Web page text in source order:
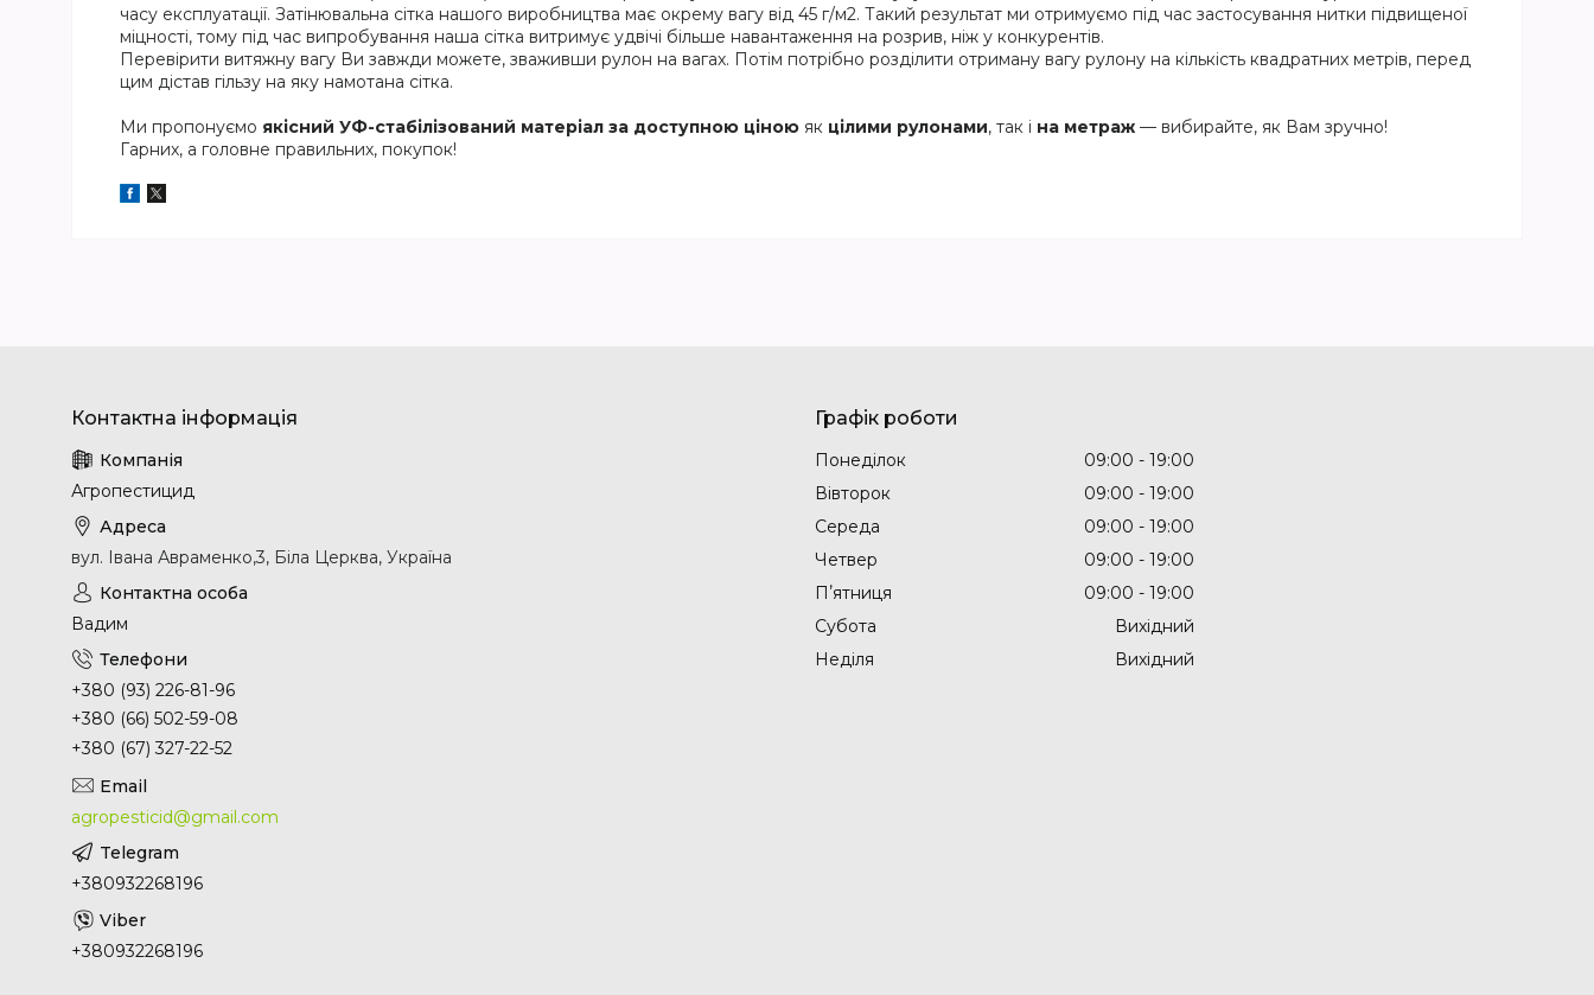
часу експлуатації. Затінювальна сітка нашого виробництва має окрему вагу від 45 г/м2. Такий результат ми отримуємо під час застосування нитки підвищеної
міцності, тому під час випробування наша сітка витримує удвічі більше навантаження на розрив, ніж у конкурентів.
Перевірити витяжну вагу Ви завжди можете, зваживши рулон на вагах. Потім потрібно розділити отриману вагу рулону на кількість квадратних метрів, перед
цим дістав гільзу на яку намотана сітка.
Ми пропонуємо якісний УФ-стабілізований матеріал за доступною ціною як цілими рулонами, так і на метраж — вибирайте, як Вам зручно!
Гарних, а головне правильних, покупок!
Агропестицид
вул. Івана Авраменко,3, Біла Церква, Україна
Вадим
+380 (93) 226-81-96
+380 (66) 502-59-08
+380 (67) 327-22-52
agropesticid@gmail.com
+380932268196
+380932268196
Графік роботи
Понеділок 09:00
19:00
Вівторок
09:00
19:00
Середа
09:00
19:00
Четвер
09:00
19:00
Пʼятниця
09:00
19:00
Субота
Вихідний
Неділя
Вихідний